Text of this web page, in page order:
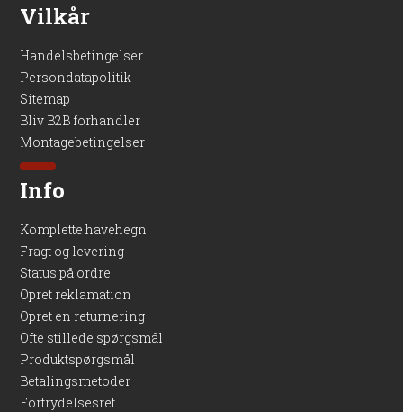
Vilkår
Handelsbetingelser
Persondatapolitik
Sitemap
Bliv B2B forhandler
Montagebetingelser
Info
Komplette havehegn
Fragt og levering
Status på ordre
Opret reklamation
Opret en returnering
Ofte stillede spørgsmål
Produktspørgsmål
Betalingsmetoder
Fortrydelsesret